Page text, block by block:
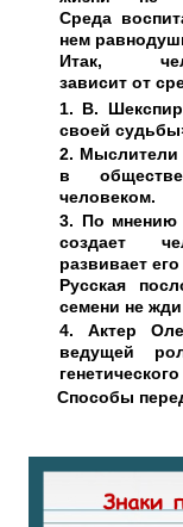
Среда
нем
Итак,
зависит от
1. В.
своей
2. Мыслители
в
человеком.
3. По мнению
создает
развивает
Русская
семени не
4. Актер
ведущей
Способы